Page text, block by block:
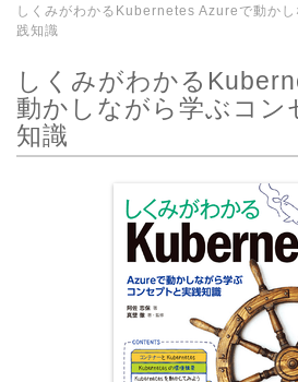
しくみがわかるKubernetes Azureで動か
践知識
しくみがわかる
動かしながら学ぶコン
知識